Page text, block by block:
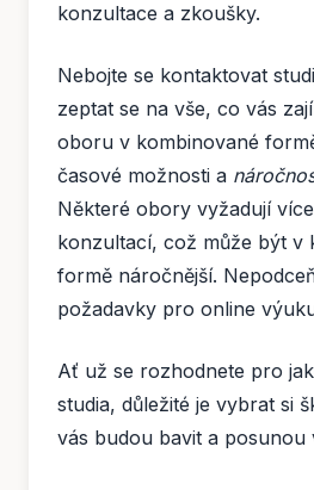
konzultace a zkoušky.
Nebojte se kontaktovat
zeptat se na vše, co vás
oboru v kombinované
časové možnosti a
Některé obory vyžadují
konzultací, což může být v
formě náročnější.
požadavky pro online
Ať už se rozhodnete pro
studia, důležité je vybrat si
vás budou bavit a posunou